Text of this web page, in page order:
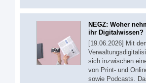
NEGZ: Woher
ihr Digitalwissen?
[19.06.2026] Mit
sich inzwischen
von Print- und
sowie Podcasts.